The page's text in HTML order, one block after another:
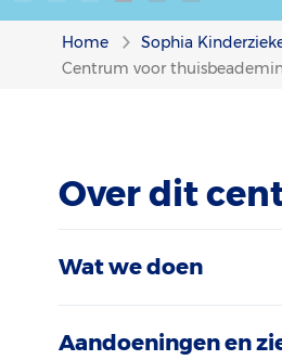
Home Sophia
Centrum voor
Over dit
Wat we doen
Aandoeningen en